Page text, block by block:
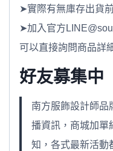
➤實際有無庫存出貨
➤加入官方
可以直接詢問商品詳
好友募集中
南方服飾設計師品
播資訊，商城加單
知，各式最新活動